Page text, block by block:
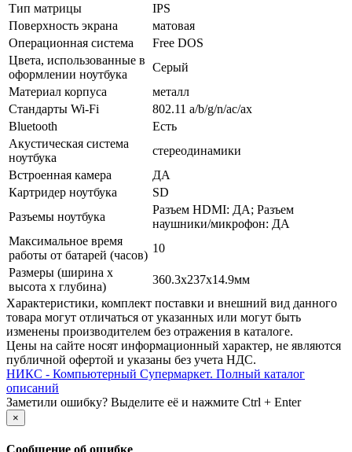
Тип матрицы
IPS
Поверхность экрана
матовая
Операционная система
Free DOS
Цвета, использованные в
оформлении ноутбука
Серый
Материал корпуса
металл
Стандарты Wi-Fi
802.11 a/­b/­g/­n/­ac/­ax
Bluetooth
Есть
Акустическая система
ноутбука
стереодинамики
Встроенная камера
ДА
Картридер ноутбука
SD
Разъемы ноутбука
Разъем HDMI: ДА; Разъем
наушники/­микрофон: ДА
Максимальное время
работы от батарей (часов)
10
Размеры (ширина х
высота х глубина)
360.3x237x14.9мм
Xарактеристики, комплект поставки и внешний вид данного
товара могут отличаться от указанных или могут быть
изменены производителем без отражения в каталоге.
Цены на сайте носят информационный характер, не являются
публичной офертой и указаны без учета НДС.
НИКС - Компьютерный Cупермаркет. Полный каталог
описаний
Заметили ошибку? Выделите её и нажмите Ctrl + Enter
×